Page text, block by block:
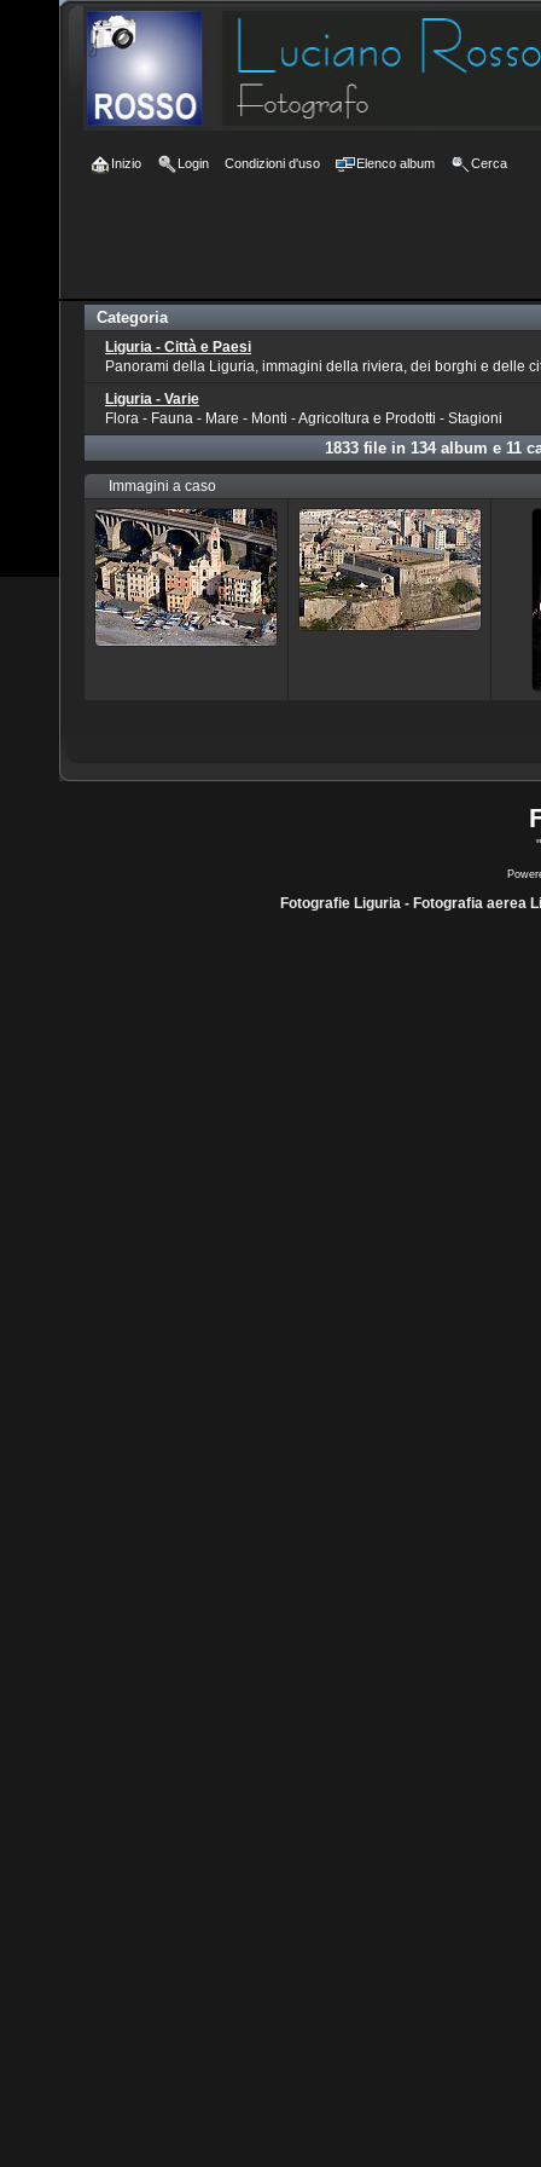
Inizio Login Condizioni d'uso Elenco album Cerca
Categoria
Liguria - Città e Paesi
Panorami della Liguria, immagini della riviera, dei borghi e delle
Liguria - Varie
Flora - Fauna - Mare - Monti - Agricoltura e Prodotti - Stagioni
1833 file in 134album e 11
Immagini a caso
Fotografie Liguria - Fotografia aerea